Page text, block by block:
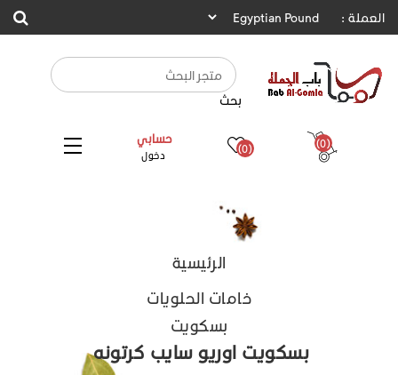
العملة :
بحث
حسابي
دخول (0) (0)
الرئيسية
خامات الحلويات
بسكويت
بسكويت اوريو سايب كرتونه